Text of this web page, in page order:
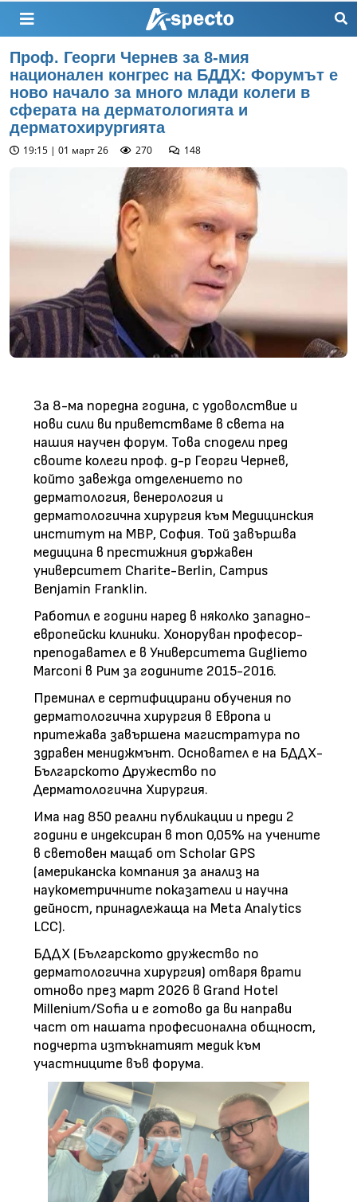
Проф. Георги Чернев за 8-мия
национален конгрес на БДДХ: Форумът е
ново начало за много млади колеги в
сферата на дерматологията и
дерматохирургията
19:15 | 01 март 26 270 148
За 8-ма поредна година, с удоволствие и
нови сили ви приветстваме в света на
нашия научен форум. Това сподели пред
своите колеги проф. д-р Георги Чернев,
който завежда отделението по
дерматология, венерология и
дерматологична хирургия към Медицинския
институт на МВР, София. Той завършва
медицина в престижния държавен
университет Charite-Berlin, Campus
Benjamin Franklin.
Работил е години наред в няколко западно-
европейски клиники. Хоноруван професор-
преподавател е в Университета Gugliemo
Marconi в Рим за годините 2015-2016.
Преминал е сертифицирани обучения по
дерматологична хирургия в Европа и
притежава завършена магистратура по
здравен мениджмънт. Основател е на БДДХ-
Българското Дружество по
Дерматологична Хирургия.
Има над 850 реални публикации и преди 2
години е индексиран в топ 0,05% на учените
в световен мащаб от Scholar GPS
(американска компания за анализ на
наукометричните показатели и научна
дейност, принадлежаща на Meta Analytics
LCC).
БДДХ (Българското дружество по
дерматологична хирургия) отваря врати
отново през март 2026 в Grand Hotel
Millenium/Sofia и е готово да ви направи
част от нашата професионална общност,
подчерта изтъкнатият медик към
участниците във форума.